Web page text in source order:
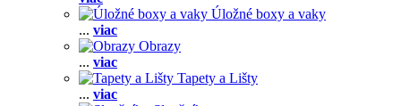
Úložné boxy a vaky
... viac
Obrazy
... viac
Tapety a Lišty
... viac